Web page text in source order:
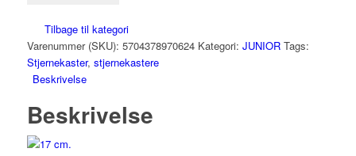
Tilbage til kategori
Varenummer (SKU): 5704378970624 Kategori: JUNIOR Tags:
Stjernekaster, stjernekastere
Beskrivelse
Beskrivelse